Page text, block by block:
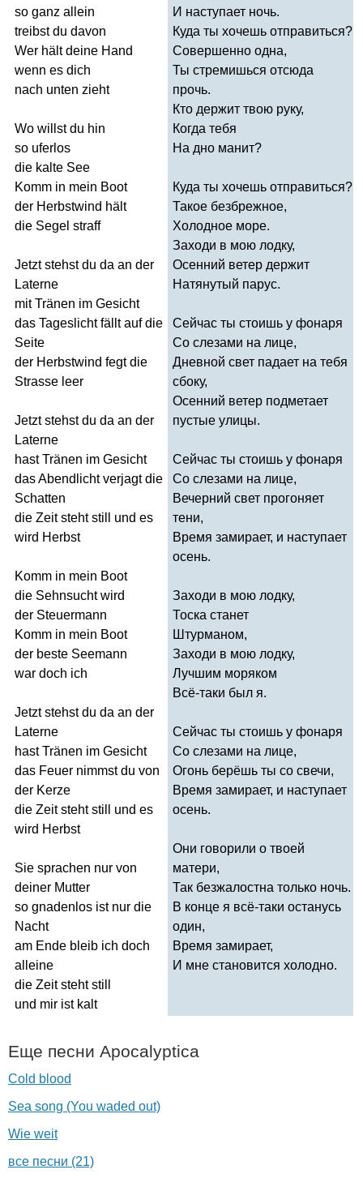
so ganz allein
treibst du davon
Wer hä lt deine Hand
wenn es dich
nach unten zieht
Wo willst du hin
so uferlos
die kalte See
Komm in mein Boot
der Herbstwind hä lt
die Segel straff
Jetzt stehst du da an der
Laterne
mit Tränen im Gesicht
das Tageslicht fä llt auf die
Seite
der Herbstwind fegt die
Strasse leer
Jetzt stehst du da an der
Laterne
hast Tränen im Gesicht
dasAbendlicht verjagt die
Schatten
die Zeit steht still und es
wird Herbst
Komm in mein Boot
die Sehnsucht wird
der Steuermann
Komm in mein Boot
der beste Seemann
war doch ich
Jetzt stehst du da an der
Laterne
hast Tränen im Gesicht
das Feuer nimmst du von
der Kerze
die Zeit steht still und es
wird Herbst
Sie sprachen nur von
deiner Mutter
so gnadenlos ist nur die
Nacht
am Ende bleib ich doch
alleine
die Zeit steht still
und mir ist kalt
И наступает ночь.
Куда ты хочешь отправиться?
Совершенно одна,
Ты стремишься отсюда
прочь.
Кто держит твою руку,
Когда тебя
На дно манит?
Куда ты хочешь отправиться?
Такое безбрежное,
Холодное море.
Заходи в мою лодку,
Осенний ветер держит
Натянутый парус.
Сейчас ты стоишь у фонаря
Со слезами на лице,
Дневной свет падает на тебя
сбоку,
Осенний ветер подметает
пустые улицы.
Сейчас ты стоишь у фонаря
Со слезами на лице,
Вечерний свет прогоняет
тени,
Время замирает, и наступает
осень.
Заходи в мою лодку,
Тоска станет
Штурманом,
Заходи в мою лодку,
Лучшим моряком
Всё-таки был я.
Сейчас ты стоишь у фонаря
Со слезами на лице,
Огонь берёшь ты со свечи,
Время замирает, и наступает
осень.
Они говорили о твоей
матери,
Так безжалостна только ночь.
В конце я всё-таки останусь
один,
Время замирает,
И мне становится холодно.
Еще песни Apocalyptica
Cold blood
Sea song (You waded out)
Wie weit
все песни (21)